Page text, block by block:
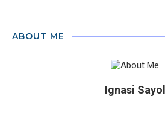
ABOUT ME
Ignasi Sayol